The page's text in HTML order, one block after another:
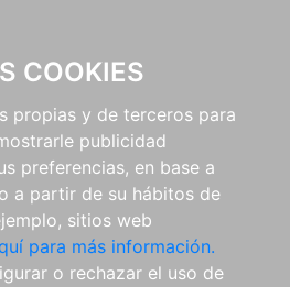
COOKIES
propias y de terceros para
publicidad
preferencias, en base a
a partir de su hábitos de
sitios web
para más información.
o rechazar el uso de